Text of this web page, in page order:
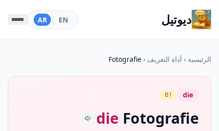
ديوتيل EN
|
AR
الرئيسية ‹ أداة التعريف ‹
Fotografie
die
B1
die Fotografie